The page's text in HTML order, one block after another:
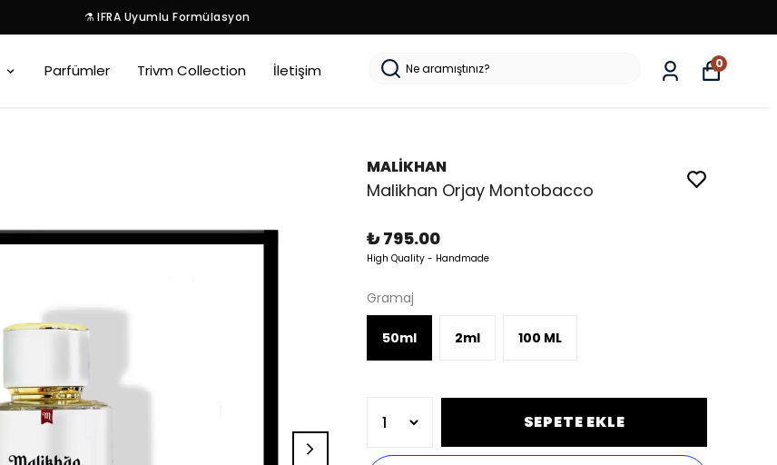
⚗️ IFRA Uyumlu Formülasyon
Parfümler Trivm Collection İletişim 0
MALİKHAN
Malikhan Orjay Montobacco
₺ 795.00
High Quality - Handmade
Gramaj
50ml 2ml 100 ML
SEPETE EKLE